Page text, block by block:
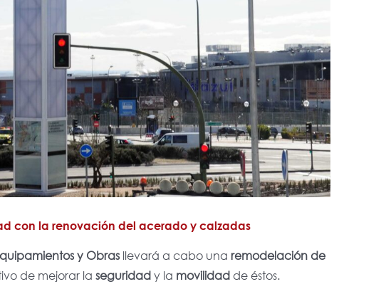
con la renovación del acerado y calzadas
y Obrasllevará a cabo una remodelación de
de mejorar la seguridady la movilidadde éstos.